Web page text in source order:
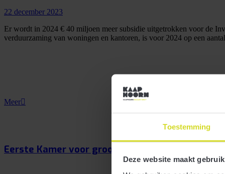
Toestemming
Deze website maakt
22 december 2023
Er wordt in 2024 € 40 miljoen meer subsidie uitgetrokken voor de
verduurzaming van woningen en kantoren, is voor 2024 op een
Meer
Eerste Kamer voor grootste deel akkoord met